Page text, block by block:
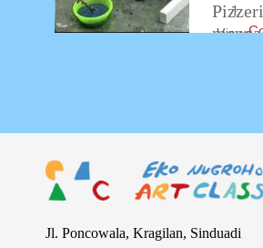
Dalam
pada
1
Jl. Poncowala, Kragilan, Sinduadi